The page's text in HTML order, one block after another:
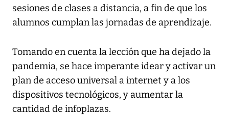
sesiones de clases a distancia, a fin de que los
alumnos cumplan las jornadas de aprendizaje.
Tomando en cuenta la lección que ha dejado la
pandemia, se hace imperante idear y activar un
plan de acceso universal a internet y a los
dispositivos tecnológicos, y aumentar la
cantidad de infoplazas.